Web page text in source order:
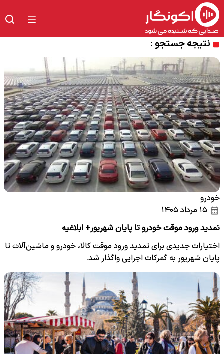
نتیجه جستجو :
خودرو
تمدید ورود موقت خودرو تا پایان شهریور+ ابلاغیه
اختیارات جدیدی برای تمدید ورود موقت کالا، خودرو و ماشین‌آلات تا
پایان شهریور به گمرکات اجرایی واگذار شد.